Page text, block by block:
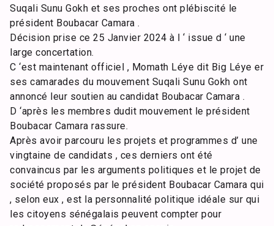
Suqali Sunu Gokh et ses proches ont plébiscité le
président Boubacar Camara .
Décision prise ce 25 Janvier 2024 à l ‘ issue d ‘ une
large concertation.
C ‘est maintenant officiel , Momath Léye dit Big Léye er
ses camarades du mouvement Suqali Sunu Gokh ont
annoncé leur soutien au candidat Boubacar Camara .
D ‘après les membres dudit mouvement le président
Boubacar Camara rassure.
Après avoir parcouru les projets et programmes d’ une
vingtaine de candidats , ces derniers ont été
convaincus par les arguments politiques et le projet de
société proposés par le président Boubacar Camara qui
, selon eux , est la personnalité politique idéale sur qui
les citoyens sénégalais peuvent compter pour